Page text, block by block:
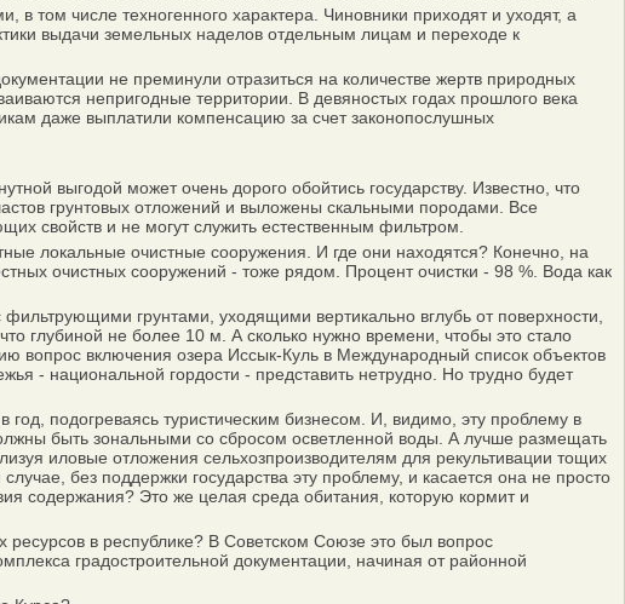
том числе техногенного характера. Чиновники приходят и уходят, а
выдачи земельных наделов отдельным лицам и переходе к
не преминули отразиться на количестве жертв природных
непригодные территории. В девяностых годах прошлого века
даже выплатили компенсацию за счет законопослушных
выгодой может очень дорого обойтись государству. Известно, что
грунтовых отложений и выложены скальными породами. Все
свойств и не могут служить естественным фильтром.
локальные очистные сооружения. И где они находятся? Конечно, на
очистных сооружений - тоже рядом. Процент очистки - 98 %. Вода как
грунтами, уходящими вертикально вглубь от поверхности,
глубиной не более 10 м. А сколько нужно времени, чтобы это стало
вопрос включения озера Иссык-Куль в Международный список объектов
- национальной гордости - представить нетрудно. Но трудно будет
подогреваясь туристическим бизнесом. И, видимо, эту проблему в
быть зональными со сбросом осветленной воды. А лучше размещать
иловые отложения сельхозпроизводителям для рекультивации тощих
без поддержки государства эту проблему, и касается она не просто
содержания? Это же целая среда обитания, которую кормит и
в республике? В Советском Союзе это был вопрос
градостроительной документации, начиная от районной